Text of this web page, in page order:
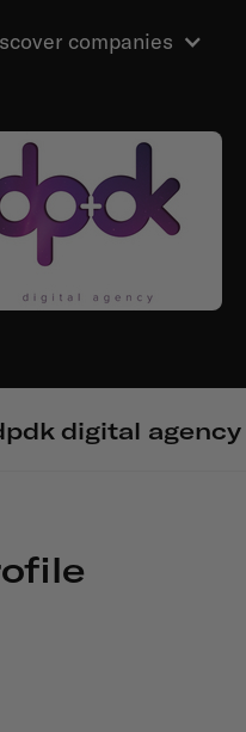
companies
digital agency